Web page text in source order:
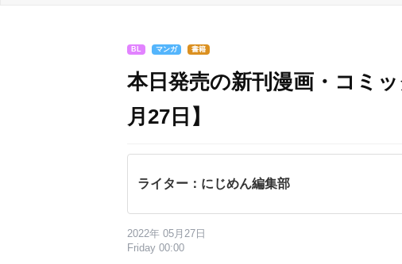
BL マンガ 書籍
本日発売の新刊漫画・コミ
月27日】
ライター：にじめん編集部
2022年 05月27日
Friday 00:00